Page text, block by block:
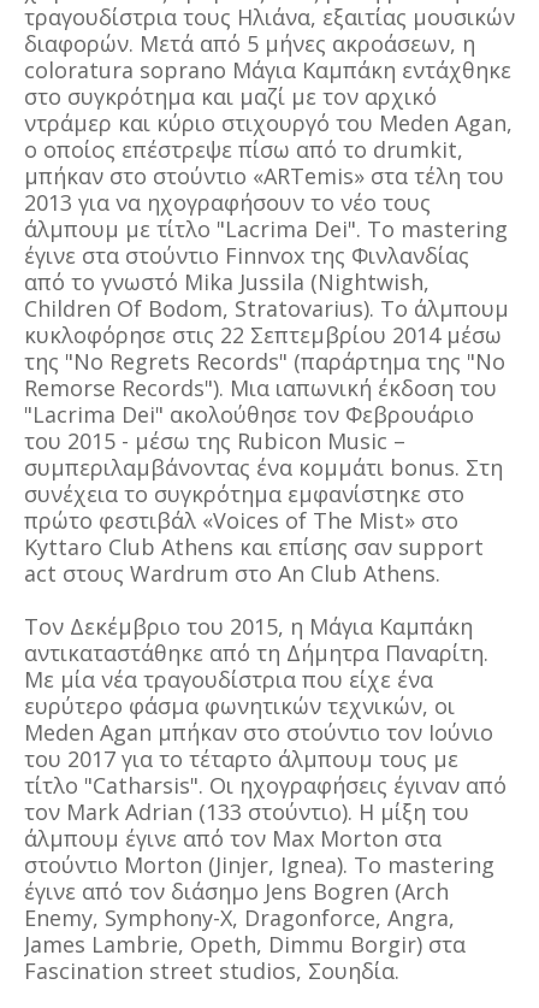
τραγουδίστρια τους Ηλιάνα, εξαιτίας μουσικών
διαφορών. Μετά από 5 μήνες ακροάσεων, η
coloratura soprano Μάγια Καμπάκη εντάχθηκε
στο συγκρότημα και μαζί με τον αρχικό
ντράμερ και κύριο στιχουργό του Meden Agan,
ο οποίος επέστρεψε πίσω από το drumkit,
μπήκαν στο στούντιο «ARTemis» στα τέλη του
2013 για να ηχογραφήσουν το νέο τους
άλμπουμ με τίτλο "Lacrima Dei". Το mastering
έγινε στα στούντιο Finnvox της Φινλανδίας
από το γνωστό Mika Jussila (Nightwish,
Children Of Bodom, Stratovarius). Το άλμπουμ
κυκλοφόρησε στις 22 Σεπτεμβρίου 2014 μέσω
της "No Regrets Records" (παράρτημα της "No
Remorse Records"). Μια ιαπωνική έκδοση του
"Lacrima Dei" ακολούθησε τον Φεβρουάριο
του 2015 - μέσω της Rubicon Music –
συμπεριλαμβάνοντας ένα κομμάτι bonus. Στη
συνέχεια το συγκρότημα εμφανίστηκε στο
πρώτο φεστιβάλ «Voices of The Mist» στο
Kyttaro Club Athens και επίσης σαν support
act στους Wardrum στο An Club Athens.
Τον Δεκέμβριο του 2015, η Μάγια Καμπάκη
αντικαταστάθηκε από τη Δήμητρα Παναρίτη.
Με μία νέα τραγουδίστρια που είχε ένα
ευρύτερο φάσμα φωνητικών τεχνικών, οι
Meden Agan μπήκαν στο στούντιο τον Ιούνιο
του 2017 για το τέταρτο άλμπουμ τους με
τίτλο "Catharsis". Οι ηχογραφήσεις έγιναν από
τον Mark Adrian (133 στούντιο). Η μίξη του
άλμπουμ έγινε από τον Max Morton στα
στούντιο Morton (Jinjer, Ignea). Το mastering
έγινε από τον διάσημο Jens Bogren (Arch
Enemy, Symphony-X, Dragonforce, Angra,
James Lambrie, Opeth, Dimmu Borgir) στα
Fascination street studios, Σουηδία.